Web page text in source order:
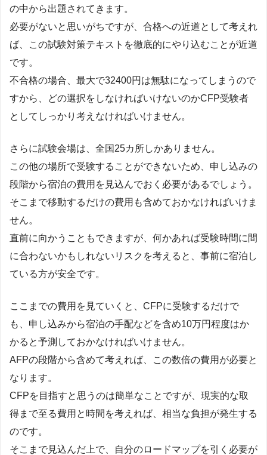
の中から出題されてきます。
必要がないと思いがちですが、合格への近道として考えれ
ば、この試験対策テキストを徹底的にやり込むことが近道
です。
不合格の場合、最大で32400円は無駄になってしまうので
すから、どの選択をしなければいけないのかCFP受験者
としてしっかり考えなければいけません。
さらに試験会場は、全国25カ所しかありません。
この他の場所で受験することができないため、申し込みの
段階から宿泊の費用を見込んでおく必要があるでしょう。
そこまで移動するだけの費用も含めておかなければいけま
せん。
直前に向かうこともできますが、何かあれば受験時間に間
に合わないかもしれないリスクを考えると、事前に宿泊し
ている方が安全です。
ここまでの費用を見ていくと、CFPに受験するだけで
も、申し込みから宿泊の手配などを含め10万円程度はか
かると予測しておかなければいけません。
AFPの段階から含めて考えれば、この数倍の費用が必要と
なります。
CFPを目指すと思うのは簡単なことですが、現実的な取
得まで至る費用と時間を考えれば、相当な負担が発生する
のです。
そこまで見込んだ上で、自分のロードマップを引く必要が